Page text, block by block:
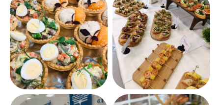
+7
Я соглашаюсь с условиямиПолитики
конфиденциальности